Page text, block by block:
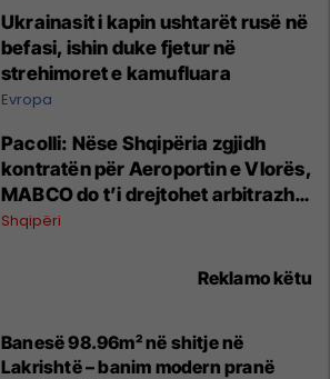
Ukrainasit i kapin ushtarët rusë në
befasi, ishin duke fjetur në
strehimoret e kamufluara
Evropa
Pacolli: Nëse Shqipëria zgjidh
kontratën për Aeroportin e Vlorës,
MABCO do t’i drejtohet arbitrazhit
ndërkombëtar
Shqipëri
Reklamo këtu
Banesë 98.96m² në shitje në
Lakrishtë – banim modern pranë